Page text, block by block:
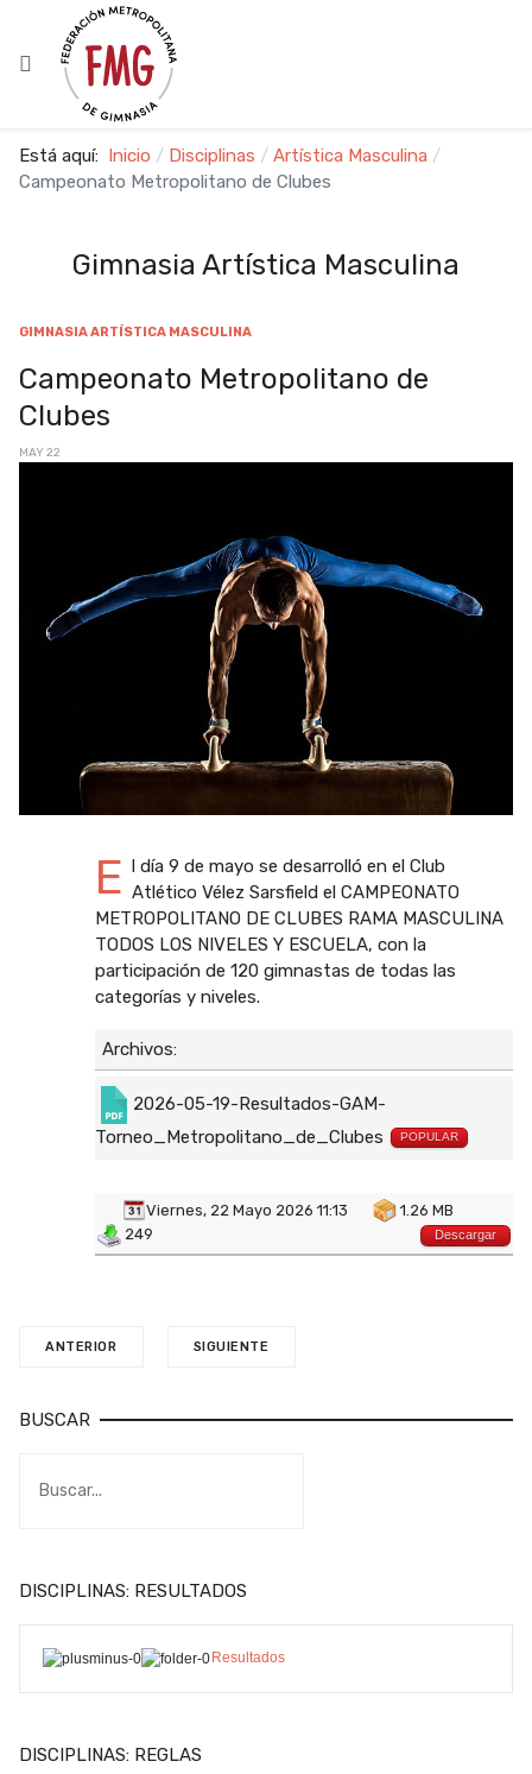
Está aquí: Inicio Disciplinas
Artística Masculina
Campeonato Metropolitano de Clubes
Gimnasia Artística Masculina
GIMNASIA ARTÍSTICA MASCULINA
Campeonato Metropolitano de
Clubes
MAY 22
E l día 9 de mayo se desarrolló en el Club
Atlético Vélez Sarsfield el CAMPEONATO
METROPOLITANO DE CLUBES RAMA MASCULINA
TODOS LOS NIVELES Y ESCUELA, con la
participación de 120 gimnastas de todas las
categorías y niveles.
Archivos:
2026-05-19-Resultados-GAM-
Torneo_Metropolitano_de_Clubes
POPULAR
Viernes, 22 Mayo 2026 11:13
1.26 MB
249
Descargar
ANTERIOR SIGUIENTE
BUSCAR
DISCIPLINAS: RESULTADOS
Resultados
DISCIPLINAS: REGLAS